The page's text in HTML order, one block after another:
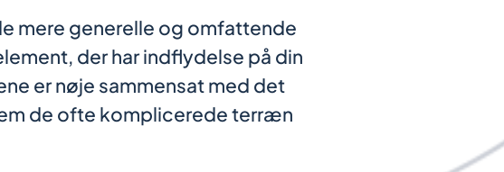
mere generelle og omfattende
der har indflydelse på din
er nøje sammensat med det
de ofte komplicerede terræn